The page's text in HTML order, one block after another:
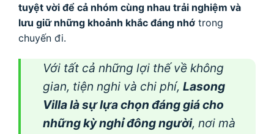
tuyệt vời để cả nhóm cùng nhau trải nghiệm và
lưu giữ những khoảnh khắc đáng nhớ trong
chuyến đi.
Với tất cả những lợi thế về không
gian, tiện nghi và chi phí, Lasong
Villa là sự lựa chọn đáng giá cho
những kỳ nghỉ đông người, nơi mà